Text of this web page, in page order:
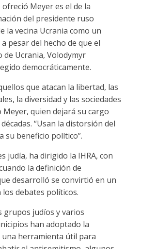
Meyer es el de la
del presidente ruso
la vecina Ucrania como un
pesar del hecho de que el
de Ucrania, Volodymyr
democráticamente.
que atacan la libertad, las
la diversidad y las sociedades
Meyer, quien dejará su cargo
“Usan la distorsión del
su beneficio político”.
judía, ha dirigido la IHRA, con
la definición de
desarrolló se convirtió en un
debates políticos.
grupos judíos y varios
han adoptado la
una herramienta útil para